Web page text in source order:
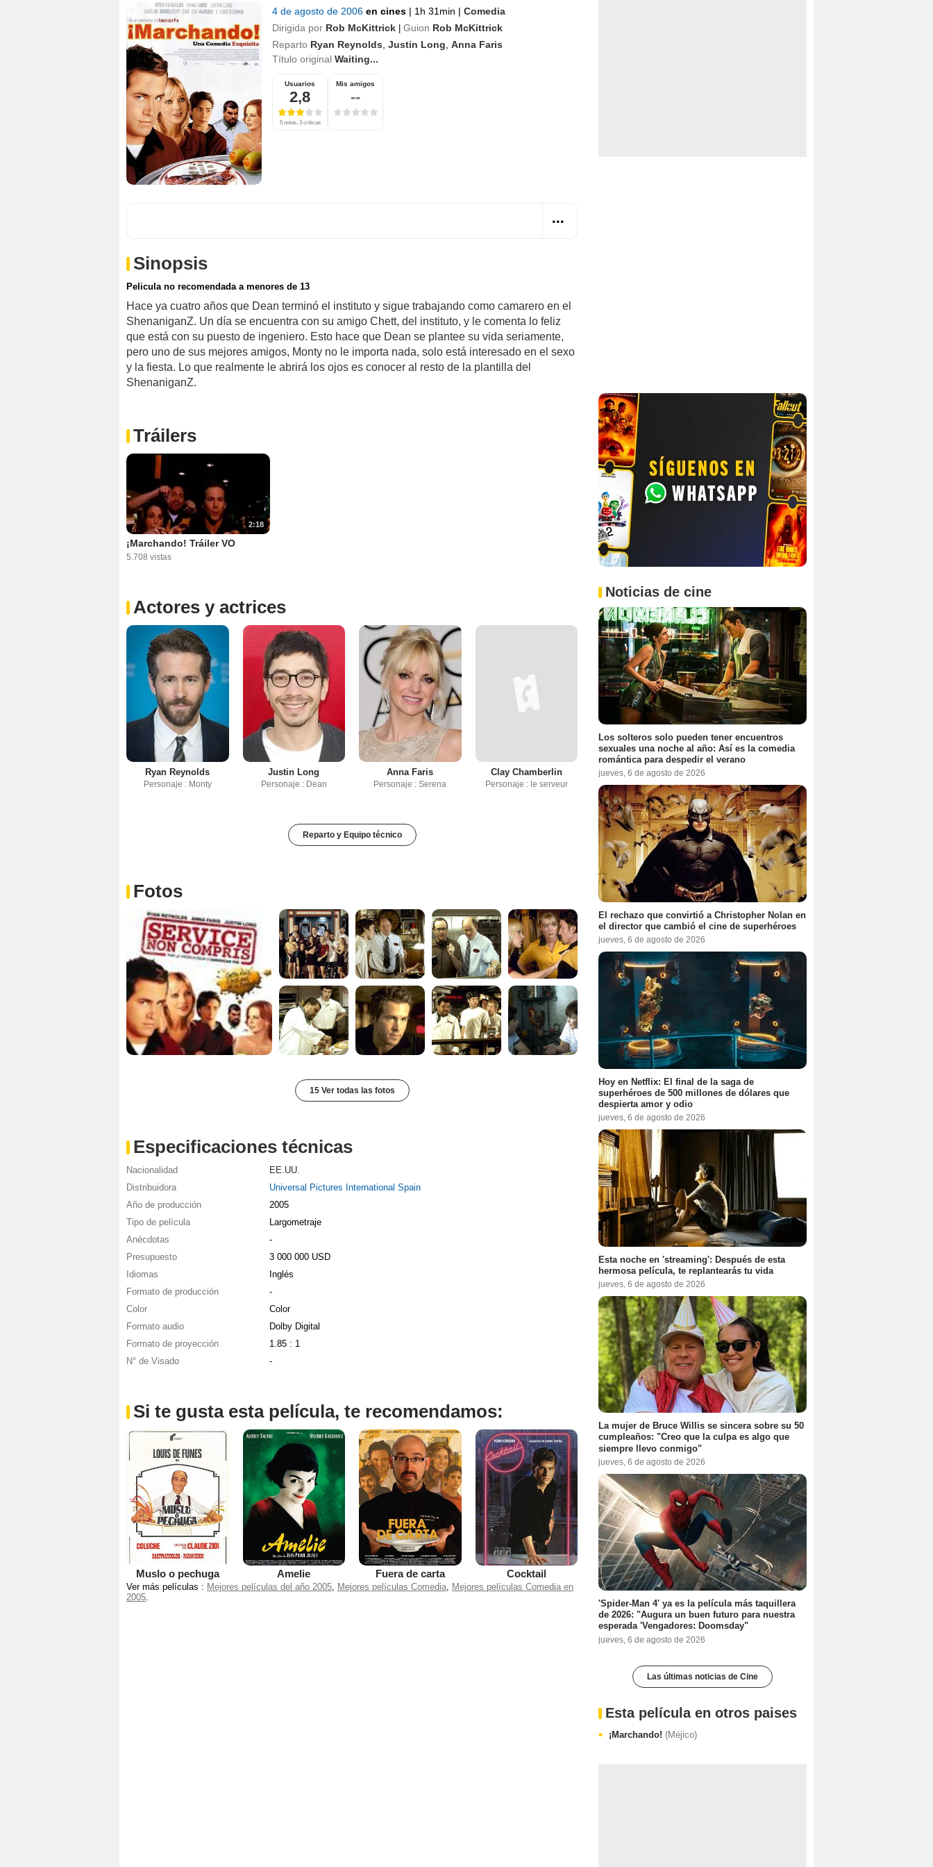
4 de agosto de 2006 en cines | 1h 31min | Comedia
Dirigida por Rob McKittrick | Guion Rob McKittrick
Reparto Ryan Reynolds Justin Long Anna Faris
Título original Waiting...
Usuarios
2,8
5 notas, 3 críticas
Mis amigos
--
Sinopsis
Pelicula no recomendada a menores de 13
Hace ya cuatro años que Dean terminó el instituto y sigue trabajando como camarero en el
ShenaniganZ. Un día se encuentra con su amigo Chett, del instituto, y le comenta lo feliz
que está con su puesto de ingeniero. Esto hace que Dean se plantee su vida seriamente,
pero uno de sus mejores amigos, Monty no le importa nada, solo está interesado en el sexo
y la fiesta. Lo que realmente le abrirá los ojos es conocer al resto de la plantilla del
ShenaniganZ.
Tráilers
2:18
¡Marchando! Tráiler VO
5.708 vistas
Actores y actrices
Ryan Reynolds
Personaje : Monty
Justin Long
Personaje : Dean
Anna Faris
Personaje : Serena
Clay Chamberlin
Personaje : le serveur
Reparto y Equipo técnico
Fotos
15 Ver todas las fotos
Especificaciones técnicas
Nacionalidad
EE.UU.
Distribuidora
Universal Pictures International Spain
Año de producción
2005
Tipo de película
Largometraje
Anécdotas
-
Presupuesto
3 000 000 USD
Idiomas
Inglés
Formato de producción
-
Color
Color
Formato audio
Dolby Digital
Formato de proyección
1.85 : 1
N° de Visado
-
Si te gusta esta película, te recomendamos:
Muslo o pechuga Amelie Fuera de carta Cocktail
Ver más películas : Mejores películas del año 2005, Mejores películas Comedia, Mejores películas Comedia en
2005.
Noticias de cine
Los solteros solo pueden tener encuentros
sexuales una noche al año: Así es la comedia
romántica para despedir el verano
jueves, 6 de agosto de 2026
El rechazo que convirtió a Christopher Nolan en
el director que cambió el cine de superhéroes
jueves, 6 de agosto de 2026
Hoy en Netflix: El final de la saga de
superhéroes de 500 millones de dólares que
despierta amor y odio
jueves, 6 de agosto de 2026
Esta noche en 'streaming': Después de esta
hermosa película, te replantearás tu vida
jueves, 6 de agosto de 2026
La mujer de Bruce Willis se sincera sobre su 50
cumpleaños: "Creo que la culpa es algo que
siempre llevo conmigo"
jueves, 6 de agosto de 2026
'Spider-Man 4' ya es la película más taquillera
de 2026: "Augura un buen futuro para nuestra
esperada 'Vengadores: Doomsday"
jueves, 6 de agosto de 2026
Las últimas noticias de Cine
Esta película en otros paises
¡Marchando! (Méjico)